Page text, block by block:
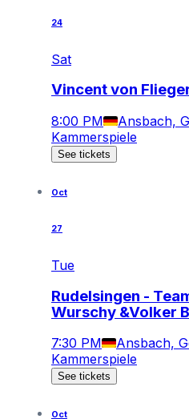
24
Sat
Vincent von
8:00 PM Ansbach,
Kammerspiele
See tickets
Oct
27
Tue
Rudelsingen -
Wurschy &Volker
7:30 PM Ansbach,
Kammerspiele
See tickets
Oct